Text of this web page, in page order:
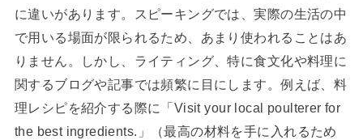
に違いがあります。スピーキングでは、実際の生活の中
で用いる場面が限られるため、あまり使われることはあ
りません。しかし、ライティング、特に食文化や料理に
関するブログや記事では頻繁に目にします。例えば、料
理レシピを紹介する際に「Visit your local poulterer for
the best ingredients.」（最高の材料を手に入れるため